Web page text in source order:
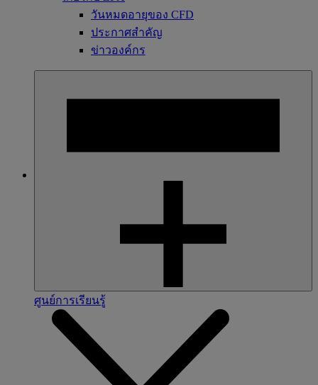
วันหมดอายุของ CFD
ประกาศสำคัญ
ข่าวองค์กร
ศูนย์การเรียนรู้